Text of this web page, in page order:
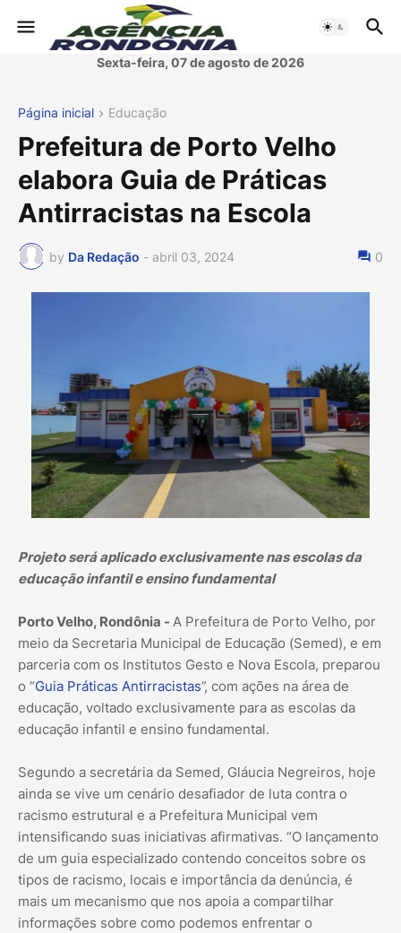
Sexta-feira, 07 de agosto de 2026
Página inicial Educação
Prefeitura de Porto Velho
elabora Guia de Práticas
Antirracistas na Escola
by Da Redação - abril 03, 2024 0
Projeto será aplicado exclusivamente nas escolas da
educação infantil e ensino fundamental
Porto Velho, Rondônia - A Prefeitura de Porto Velho, por
meio da Secretaria Municipal de Educação (Semed), e em
parceria com os Institutos Gesto e Nova Escola, preparou
o “Guia Práticas Antirracistas”, com ações na área de
educação, voltado exclusivamente para as escolas da
educação infantil e ensino fundamental.
Segundo a secretária da Semed, Gláucia Negreiros, hoje
ainda se vive um cenário desafiador de luta contra o
racismo estrutural e a Prefeitura Municipal vem
intensificando suas iniciativas afirmativas. “O lançamento
de um guia especializado contendo conceitos sobre os
tipos de racismo, locais e importância da denúncia, é
mais um mecanismo que nos apoia a compartilhar
informações sobre como podemos enfrentar o